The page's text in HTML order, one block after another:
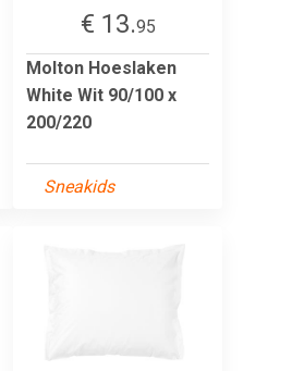
€ 13.95
Molton Hoeslaken
White Wit 90/100 x
200/220
Sneakids